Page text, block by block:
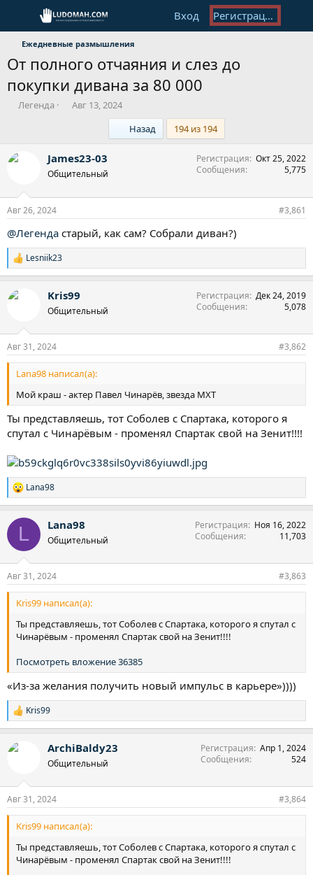
Вход Регистрация
Ежедневные размышления
От полного отчаяния и слез до
покупки дивана за 80 000
А
р
м
ы
Легенда
Д
н
ч
а
Авг 13, 2024
Назад 194 из 194
James23-03
Общительный
Регистрация Окт 25, 2022
Сообщения
5,775
Авг 26, 2024 #3,861
@Легенда старый, как сам? Собрали диван?)
Р
е
к
Lesniik23
Kris99
Общительный
Регистрация Дек 24, 2019
Сообщения
5,078
Авг 31, 2024 #3,862
Lana98 написал(а):
Мой краш - актер Павел Чинарёв, звезда МХТ
Ты представляешь, тот Соболев с Спартака, которого я
спутал с Чинарёвым - променял Спартак свой на Зенит!!!!
Р
е
к
и
Lana98
L Lana98
Общительный
Регистрация
Ноя 16, 2022
Сообщения
11,703
Авг 31, 2024 #3,863
Kris99 написал(а):
Ты представляешь, тот Соболев с Спартака, которого я спутал с
Чинарёвым - променял Спартак свой на Зенит!!!!
Посмотреть вложение 36385
«Из-за желания получить новый импульс в карьере»))))
Р
е
к
Kris99
ArchiBaldy23
Общительный
Регистрация Апр 1, 2024
Сообщения
524
Авг 31, 2024 #3,864
Kris99 написал(а):
Ты представляешь, тот Соболев с Спартака, которого я спутал с
Чинарёвым - променял Спартак свой на Зенит!!!!